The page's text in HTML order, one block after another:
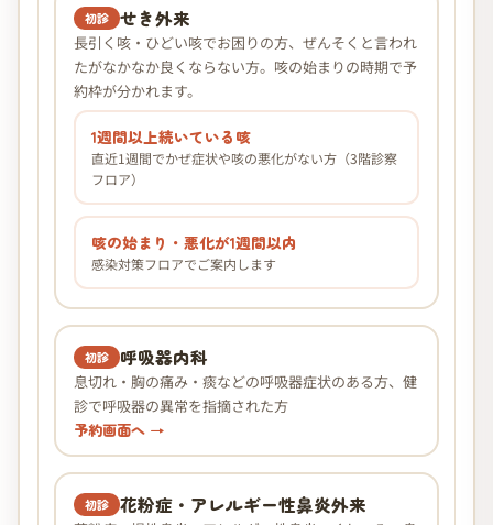
初診 せき外来
長引く咳・ひどい咳でお困りの方、ぜんそくと言われ
たがなかなか良くならない方。咳の始まりの時期で予
約枠が分かれます。
1週間以上続いている咳
直近1週間でかぜ症状や咳の悪化がない方（3階診察
フロア）
咳の始まり・悪化が1週間以内
感染対策フロアでご案内します
初診 呼吸器内科
息切れ・胸の痛み・痰などの呼吸器症状のある方、健
診で呼吸器の異常を指摘された方
予約画面へ →
初診 花粉症・アレルギー性鼻炎外来